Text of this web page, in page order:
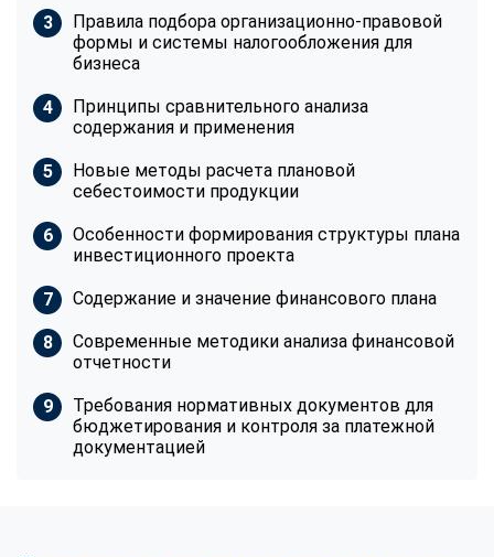
Правила подбора организационно-правовой
формы и системы налогообложения для
бизнеса
Принципы сравнительного анализа
содержания и применения
Новые методы расчета плановой
себестоимости продукции
Особенности формирования структуры плана
инвестиционного проекта
Содержание и значение финансового плана
Современные методики анализа финансовой
отчетности
Требования нормативных документов для
бюджетирования и контроля за платежной
документацией